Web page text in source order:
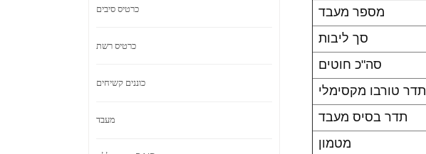
מספר מעבד
סך ליבות
סה"כ חוטים
תדר טורבו מקסימלי
תדר בסיס מעבד
מטמון
כרטיס סיבים
כרטיס רשת
כוננים קשיחים
מעבד